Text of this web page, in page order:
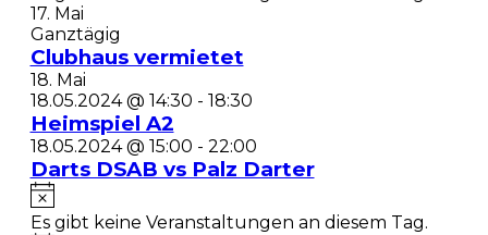
17. Mai
Ganztägig
Clubhaus vermietet
18. Mai
18.05.2024 @ 14:30 - 18:30
Heimspiel A2
18.05.2024 @ 15:00 - 22:00
Darts DSAB vs Palz Darter
Es gibt keine Veranstaltungen an diesem Tag.